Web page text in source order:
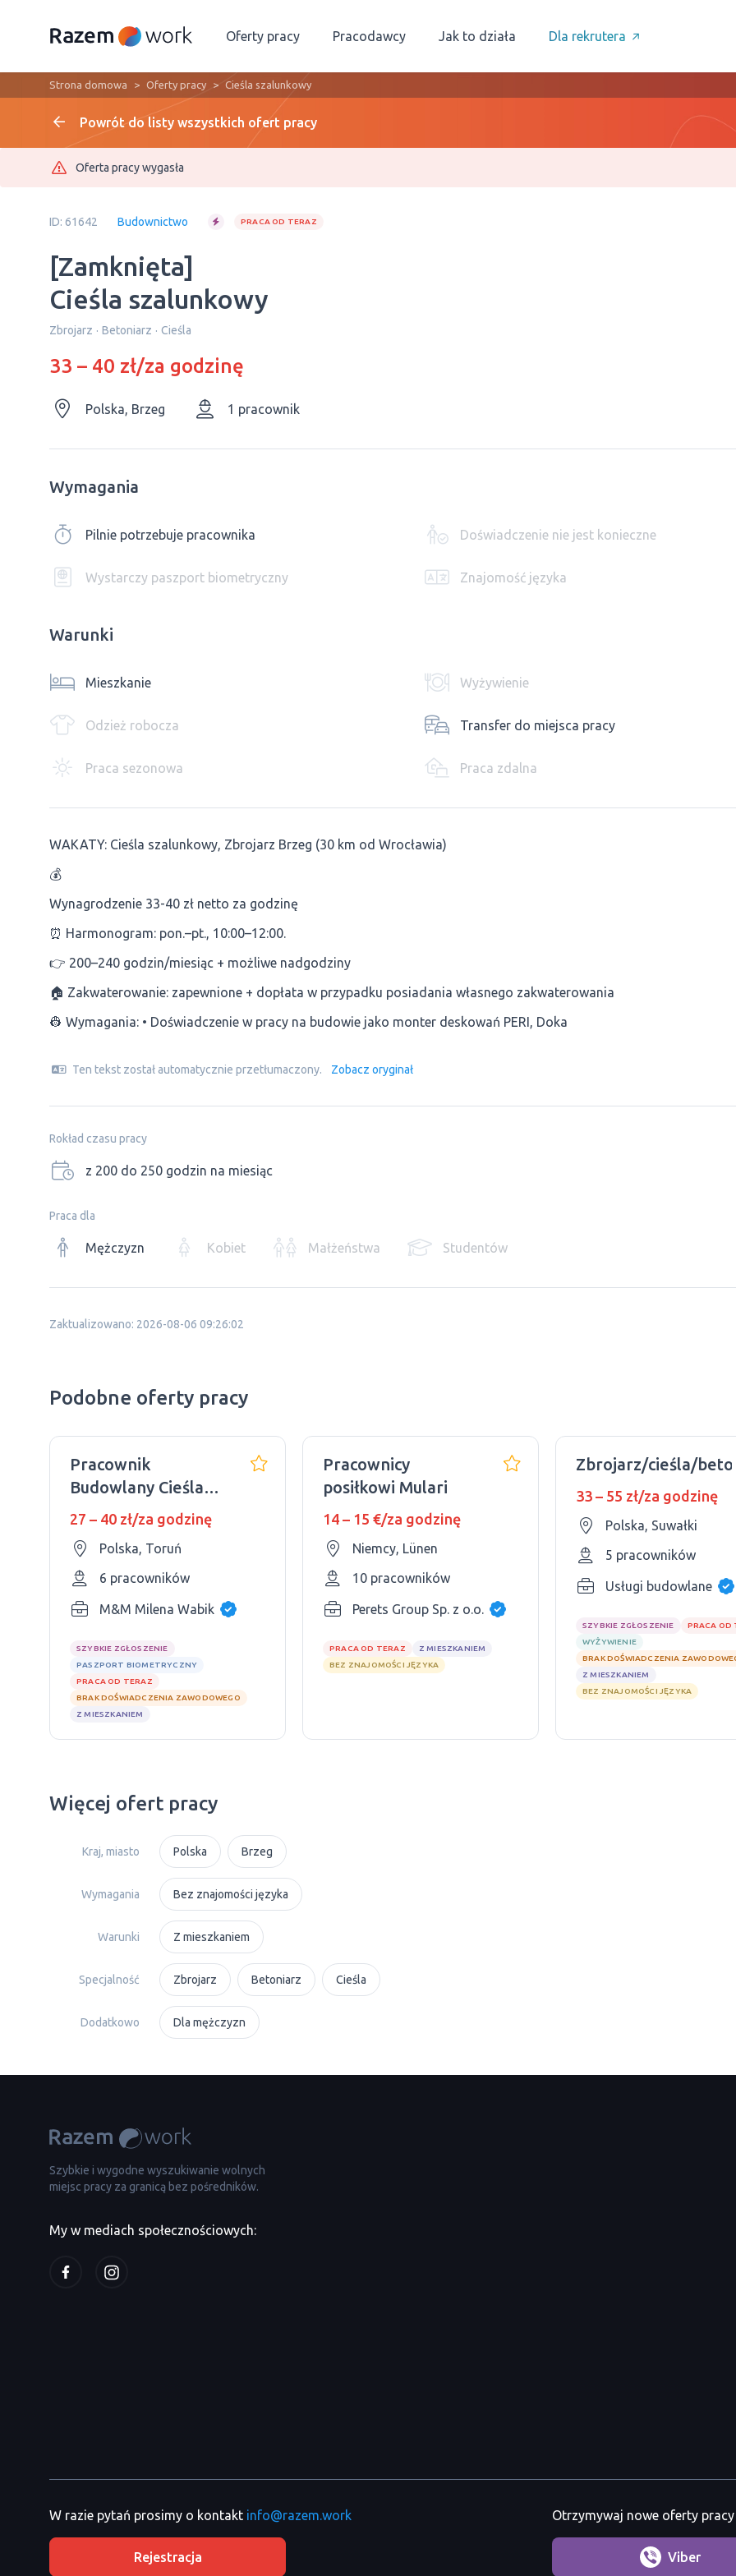
Oferty pracy Pracodawcy Jak to działa Dla rekrutera
Strona domowa Oferty pracy Cieśla szalunkowy
Powrót do listy wszystkich ofert pracy
Oferta pracy wygasła
ID: 61642 Budownictwo PRACA OD TERAZ
[Zamknięta]
Cieśla szalunkowy
Zbrojarz Betoniarz Cieśla
33 – 40 zł/za godzinę
Polska, Brzeg 1 pracownik
Wymagania
Pilnie potrzebuje pracownika Doświadczenie nie jest konieczne
Wystarczy paszport biometryczny Znajomość języka
Warunki
Mieszkanie Wyżywienie
Odzież robocza Transfer do miejsca pracy
Praca sezonowa Praca zdalna
WAKATY: Cieśla szalunkowy, Zbrojarz Brzeg (30 km od Wrocławia)
💰
Wynagrodzenie 33-40 zł netto za godzinę
⏰ Harmonogram: pon.–pt., 10:00–12:00.
👉 200–240 godzin/miesiąc + możliwe nadgodziny
🏠 Zakwaterowanie: zapewnione + dopłata w przypadku posiadania własnego zakwaterowania
👷 Wymagania: • Doświadczenie w pracy na budowie jako monter deskowań PERI, Doka
Ten tekst został automatycznie przetłumaczony. Zobacz oryginał
Rokład czasu pracy
z 200 do 250 godzin na miesiąc
Praca dla
Mężczyzn Kobiet Małżeństwa Studentów
Zaktualizowano: 2026-08-06 09:26:02
Podobne oferty pracy
Pracownik
Budowlany Cieśla
Zbrojarz
27 – 40 zł/za godzinę
Polska, Toruń
6 pracowników
M&M Milena Wabik
SZYBKIE ZGŁOSZENIE
PASZPORT BIOMETRYCZNY
PRACA OD TERAZ
BRAK DOŚWIADCZENIA ZAWODOWEGO
Z MIESZKANIEM
Pracownicy
posiłkowi Mulari
14 – 15 €/za godzinę
Niemcy, Lünen
10 pracowników
Perets Group Sp. z o.o.
PRACA OD TERAZ
Z MIESZKANIEM
BEZ ZNAJOMOŚCI JĘZYKA
Zbrojarz/cieśla/
33 – 55 zł/za godzinę
Polska, Suwałki
5 pracowników
Usługi budowlane
SZYBKIE ZGŁOSZENIE
PRACA OD
WYŻYWIENIE
BRAK DOŚWIADCZENIA
Z MIESZKANIEM
BEZ ZNAJOMOŚCI JĘZYKA
Więcej ofert pracy
Kraj, miasto Polska Brzeg
Wymagania Bez znajomości języka
Warunki Z mieszkaniem
Specjalność Zbrojarz Betoniarz Cieśla
Dodatkowo Dla mężczyzn
Szybkie i wygodne wyszukiwanie wolnych
miejsc pracy za granicą bez pośredników.
My w mediach społecznościowych:
W razie pytań prosimy o kontakt info@razem.work
Rejestracja
Otrzymywaj nowe oferty
Viber